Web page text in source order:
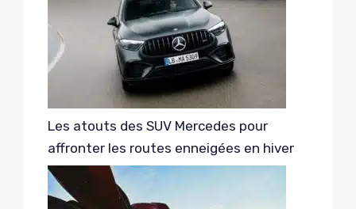
Les atouts des SUV Mercedes pour
affronter les routes enneigées en hiver